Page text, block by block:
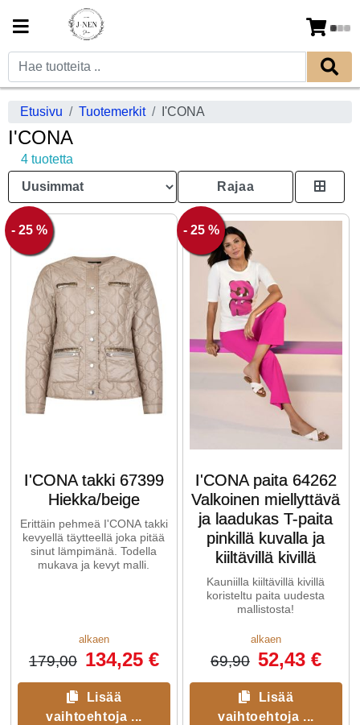
Etusivu Tuotemerkit I'CONA
I'CONA
4 tuotetta
Rajaa
I'CONA takki 67399
Hiekka/beige
Erittäin pehmeä I'CONA takki
kevyellä täytteellä joka pitää
sinut lämpimänä. Todella
mukava ja kevyt malli.
alkaen
179,00 134,25 €
- 25 %
Lisää
vaihtoehtoja ...
I'CONA paita 64262
Valkoinen miellyttävä
ja laadukas T-paita
pinkillä kuvalla ja
kiiltävillä kivillä
Kauniilla kiiltävillä kivillä
koristeltu paita uudesta
mallistosta!
alkaen
69,90 52,43 €
- 25 %
Lisää
vaihtoehtoja ...